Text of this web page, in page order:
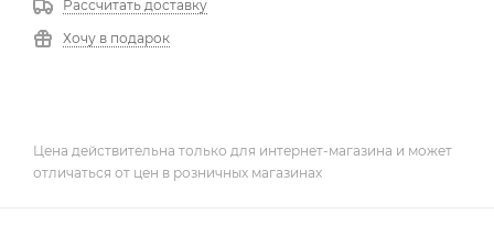
Рассчитать доставку
Хочу в подарок
Цена действительна только для интернет-магазина и может
отличаться от цен в розничных магазинах